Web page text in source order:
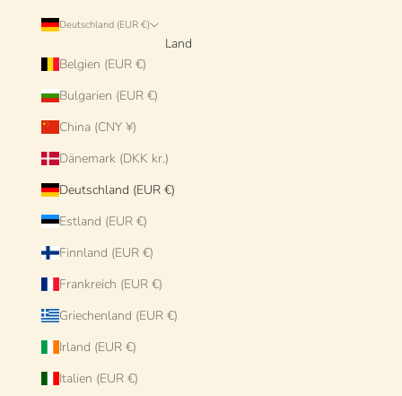
Deutschland (EUR €)
Land
Belgien (EUR €)
Bulgarien (EUR €)
China (CNY ¥)
Dänemark (DKK kr.)
Deutschland (EUR €)
Estland (EUR €)
Finnland (EUR €)
Frankreich (EUR €)
Griechenland (EUR €)
Irland (EUR €)
Italien (EUR €)